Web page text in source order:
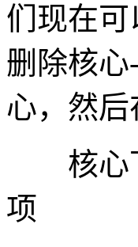
们现在
删除核
心，然
核心下
项